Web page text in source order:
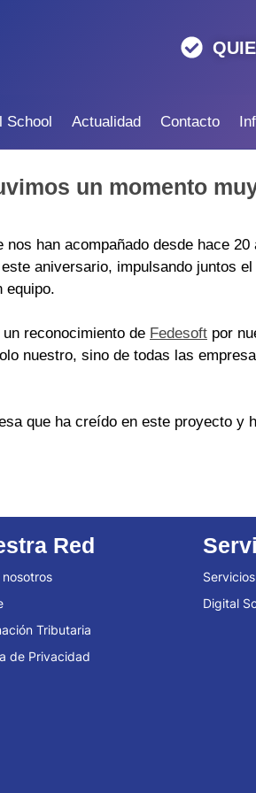
School Actualidad Contacto
un momento
nos han acompañado desde hace
aniversario, impulsando juntos
equipo.
reconocimiento de Fedesoft por
nuestro, sino de todas las
que ha creído en este proyecto y
Red
nosotros
Tributaria
de Privacidad
Digital